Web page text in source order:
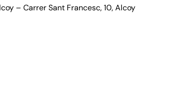
– Carrer Sant Francesc, 10, Alcoy